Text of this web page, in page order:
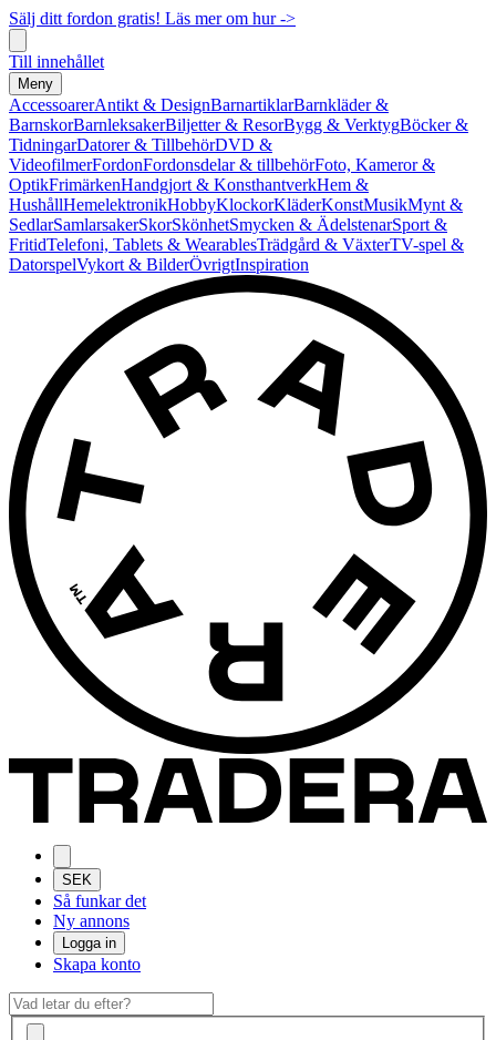
Sälj ditt fordon gratis! Läs mer om hur ->
Till innehållet
Meny
AccessoarerAntikt & DesignBarnartiklarBarnkläder &
BarnskorBarnleksakerBiljetter & ResorBygg & VerktygBöcker &
TidningarDatorer & TillbehörDVD &
VideofilmerFordonFordonsdelar & tillbehörFoto, Kameror &
OptikFrimärkenHandgjort & KonsthantverkHem &
HushållHemelektronikHobbyKlockorKläderKonstMusikMynt &
SedlarSamlarsakerSkorSkönhetSmycken & ÄdelstenarSport &
FritidTelefoni, Tablets & WearablesTrädgård & VäxterTV-spel &
DatorspelVykort & BilderÖvrigtInspiration
SEK
Så funkar det
Ny annons
Logga in
Skapa konto